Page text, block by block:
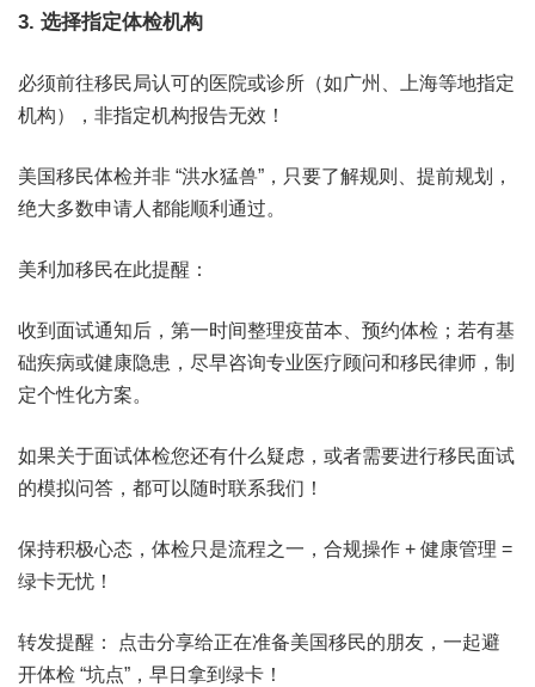
3. 选择指定体检机构
必须前往移民局认可的医院或诊所（如广州、上海等地指定
机构），非指定机构报告无效！
美国移民体检并非 “洪水猛兽”，只要了解规则、提前规划，
绝大多数申请人都能顺利通过。
美利加移民在此提醒：
收到面试通知后，第一时间整理疫苗本、预约体检；若有基
础疾病或健康隐患，尽早咨询专业医疗顾问和移民律师，制
定个性化方案。
如果关于面试体检您还有什么疑虑，或者需要进行移民面试
的模拟问答，都可以随时联系我们！
保持积极心态，体检只是流程之一，合规操作 + 健康管理 =
绿卡无忧！
转发提醒： 点击分享给正在准备美国移民的朋友，一起避
开体检 “坑点”，早日拿到绿卡！